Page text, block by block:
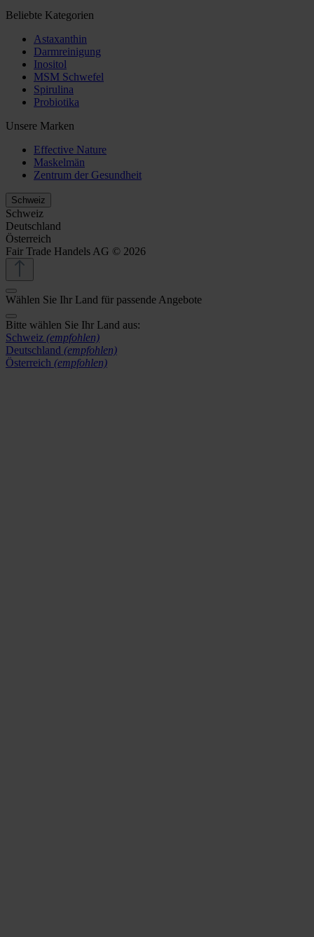
Beliebte Kategorien
Astaxanthin
Darmreinigung
Inositol
MSM Schwefel
Spirulina
Probiotika
Unsere Marken
Effective Nature
Maskelmän
Zentrum der Gesundheit
Schweiz
Schweiz
Deutschland
Österreich
Fair Trade Handels AG © 2026
Wählen Sie Ihr Land für passende Angebote
Bitte wählen Sie Ihr Land aus:
Schweiz (empfohlen)
Deutschland (empfohlen)
Österreich (empfohlen)